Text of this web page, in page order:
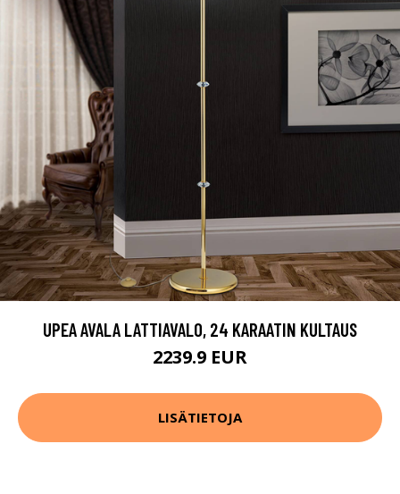
UPEA AVALA LATTIAVALO, 24 KARAATIN KULTAUS
2239.9 EUR
LISÄTIETOJA